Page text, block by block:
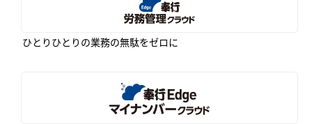
ひとりひとりの業務の無駄をゼロに